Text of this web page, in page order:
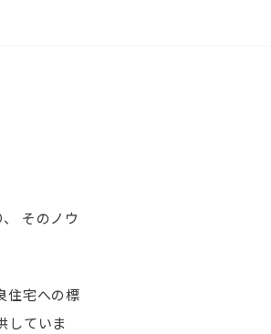
そのノウ
住宅への標
していま